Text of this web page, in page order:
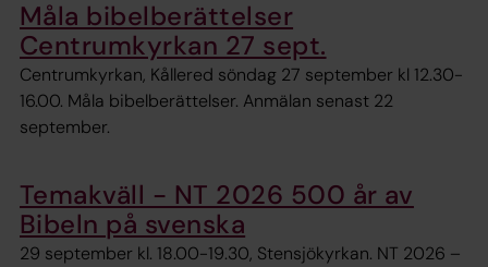
Måla bibelberättelser
Centrumkyrkan 27 sept.
Centrumkyrkan, Kållered söndag 27 september kl 12.30-
16.00. Måla bibelberättelser. Anmälan senast 22
september.
Temakväll - NT 2026 500 år av
Bibeln på svenska
29 september kl. 18.00-19.30, Stensjökyrkan. NT 2026 –